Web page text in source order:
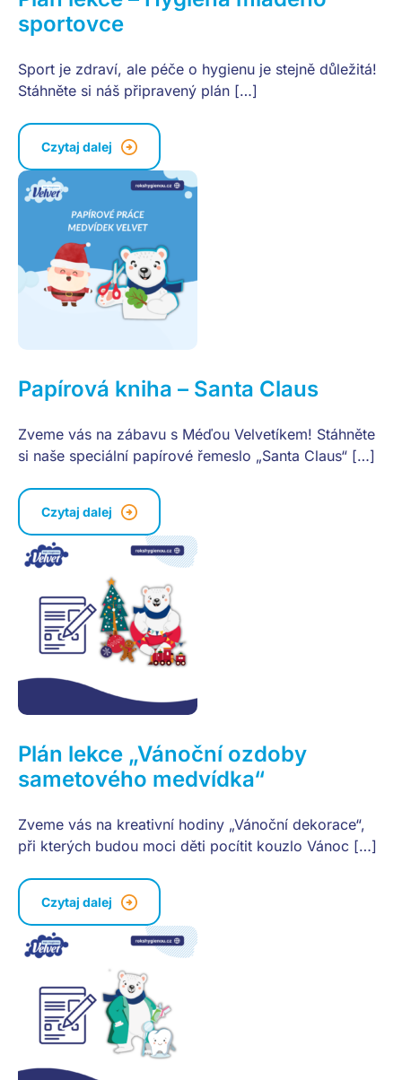
sportovce
Sport je zdraví, ale péče o hygienu je stejně důležitá!
Stáhněte si náš připravený plán […]
Czytaj dalej
Papírová kniha – Santa Claus
Zveme vás na zábavu s Méďou Velvetíkem! Stáhněte
si naše speciální papírové řemeslo „Santa Claus“ […]
Czytaj dalej
Plán lekce „Vánoční ozdoby
sametového medvídka“
Zveme vás na kreativní hodiny „Vánoční dekorace“,
při kterých budou moci děti pocítit kouzlo Vánoc […]
Czytaj dalej